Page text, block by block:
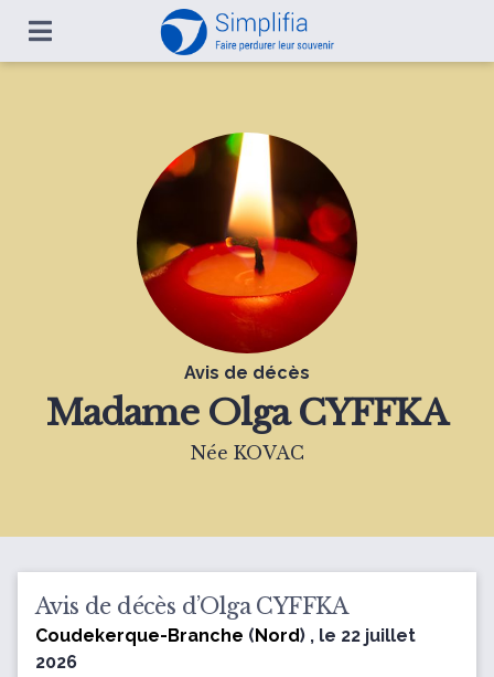
Avis de décès
Madame Olga CYFFKA
Née KOVAC
Avis de décès d’Olga CYFFKA
Coudekerque-Branche (Nord) , le 22 juillet
2026